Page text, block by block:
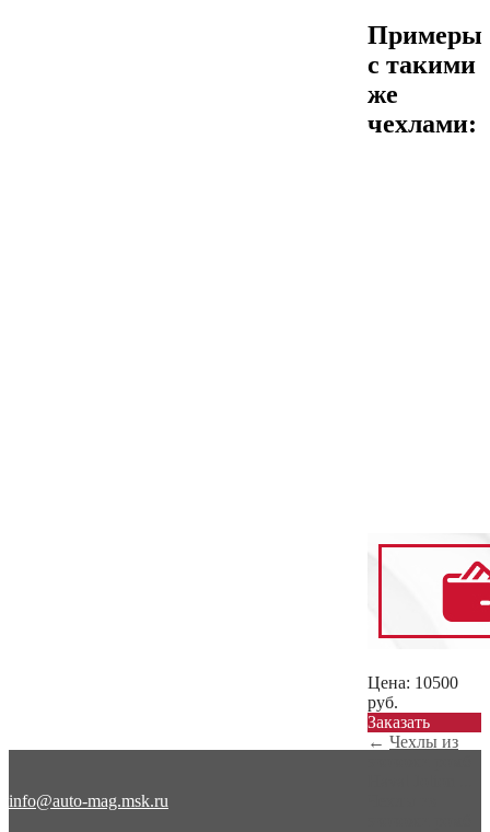
Примеры
с такими
же
чехлами:
Цена: 10500
руб.
Заказать
← Чехлы из
info@auto-mag.msk.ru